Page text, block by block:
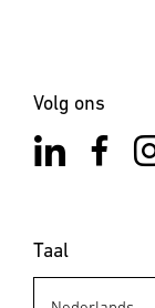
Volg ons
Taal